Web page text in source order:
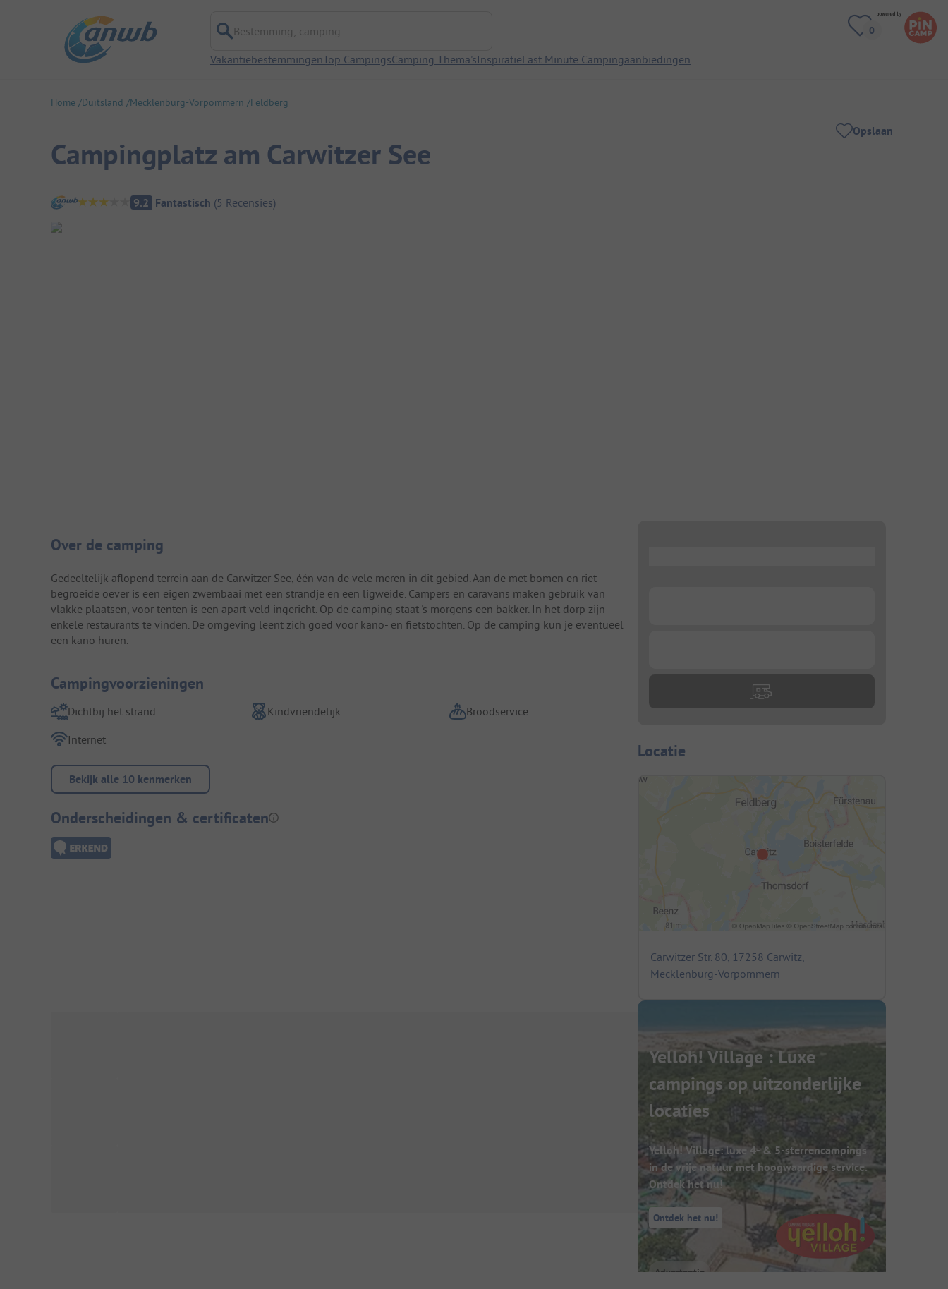
Bestemming, camping
VakantiebestemmingenTop CampingsCamping Thema'sInspiratieLast Minute Campingaanbiedingen
Home Duitsland Mecklenburg-Vorpommern Feldberg
Campingplatz am Carwitzer See
Opslaan
Camping overzicht
9.2 Fantastisch (5 Recensies)
Camping introductie
Over de camping
Gedeeltelijk aflopend terrein aan de Carwitzer See, één van de vele meren in dit gebied. Aan de met bomen en riet
begroeide oever is een eigen zwembaai met een strandje en een ligweide. Campers en caravans maken gebruik van
vlakke plaatsen, voor tenten is een apart veld ingericht. Op de camping staat 's morgens een bakker. In het dorp zijn
enkele restaurants te vinden. De omgeving leent zich goed voor kano- en fietstochten. Op de camping kun je eventueel
een kano huren.
Campingvoorzieningen
Dichtbij het strand Kindvriendelijk
Broodservice
Internet
Bekijk alle 10 kenmerken
Onderscheidingen & certificaten
Locatie
Carwitzer Str. 80, 17258 Carwitz,
Mecklenburg-Vorpommern
Yelloh! Village : Luxe
campings op uitzonderlijke
locaties
Yelloh! Village: luxe 4- & 5-sterrencampings
in de vrije natuur met hoogwaardige service.
Ontdek het nu!
Ontdek het nu!